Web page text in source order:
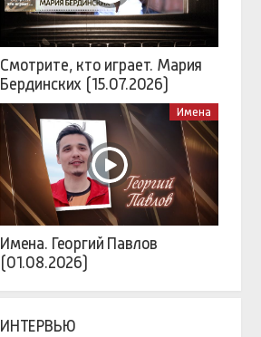
Смотрите, кто играет. Мария
Бердинских (15.07.2026)
Имена
Имена. Георгий Павлов
(01.08.2026)
ИНТЕРВЬЮ